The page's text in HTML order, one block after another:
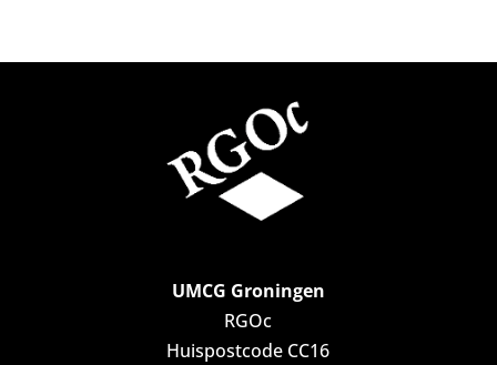
UMCG Groningen
RGOc
Huispostcode CC16